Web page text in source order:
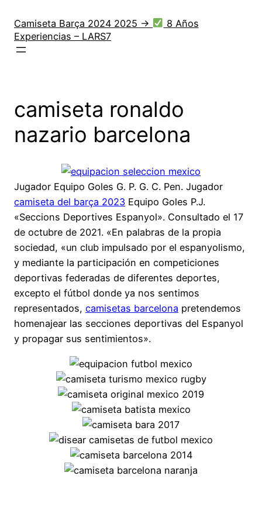
contenido
Camiseta Barça 2024 2025 →
8 Años
Experiencias – LARS7
camiseta ronaldo
nazario barcelona
Jugador Equipo Goles G. P. G. C. Pen. Jugador
camiseta del barça 2023 Equipo Goles P.J.
«Seccions Deportives Espanyol». Consultado el 17
de octubre de 2021. «En palabras de la propia
sociedad, «un club impulsado por el espanyolismo,
y mediante la participación en competiciones
deportivas federadas de diferentes deportes,
excepto el fútbol donde ya nos sentimos
representados, camisetas barcelona pretendemos
homenajear las secciones deportivas del Espanyol
y propagar sus sentimientos».